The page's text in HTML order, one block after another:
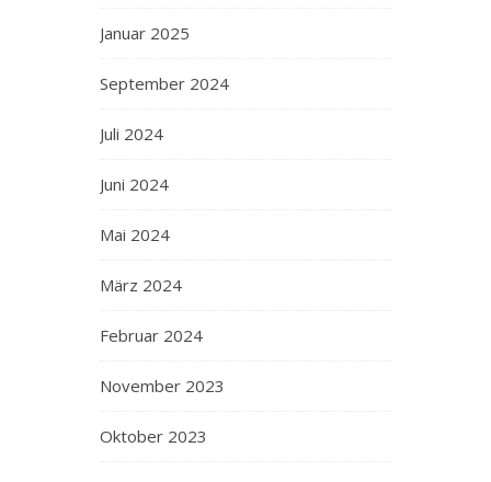
Januar 2025
September 2024
Juli 2024
Juni 2024
Mai 2024
März 2024
Februar 2024
November 2023
Oktober 2023